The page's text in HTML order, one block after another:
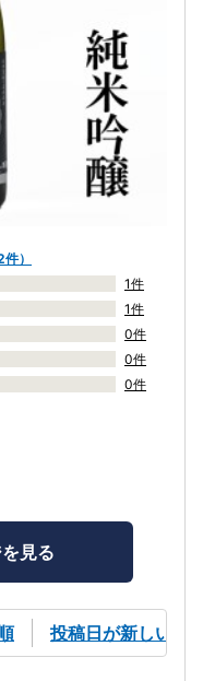
件）
1件
1件
0件
0件
0件
見る
投稿日が新しい順